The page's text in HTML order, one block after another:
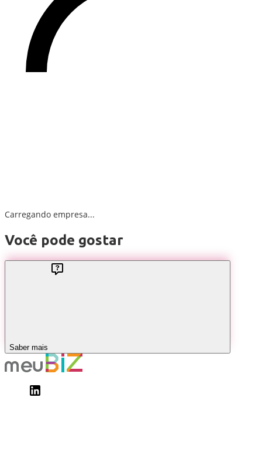
Carregando empresa...
Você pode gostar
Saber mais